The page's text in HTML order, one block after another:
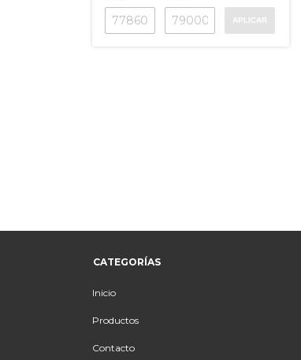
APLICAR
CATEGORÍAS
Inicio
Productos
Contacto